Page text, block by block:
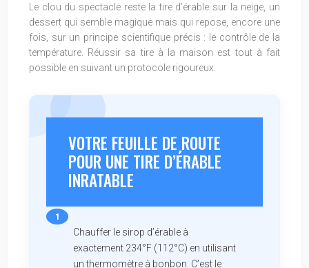
Le clou du spectacle reste la tire d’érable sur la neige, un
dessert qui semble magique mais qui repose, encore une
fois, sur un principe scientifique précis : le contrôle de la
température. Réussir sa tire à la maison est tout à fait
possible en suivant un protocole rigoureux.
VOTRE FEUILLE DE ROUTE
POUR UNE TIRE D’ÉRABLE
INRATABLE
Chauffer le sirop d’érable à
exactement 234°F (112°C) en utilisant
un thermomètre à bonbon. C’est le